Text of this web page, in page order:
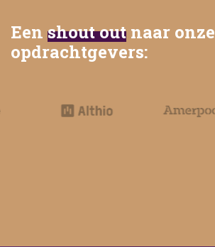
Een shout out naar onze
opdrachtgevers: